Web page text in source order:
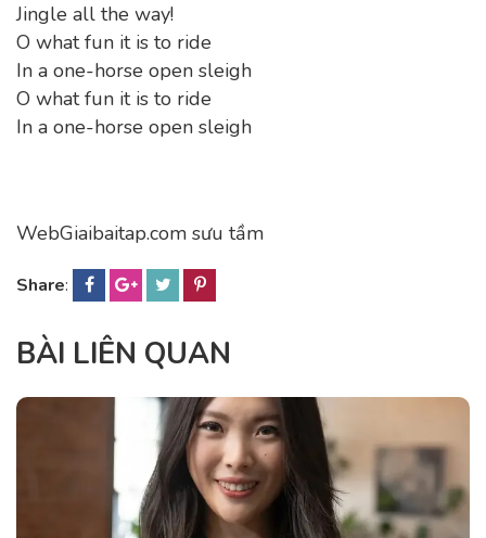
Jingle all the way!
O what fun it is to ride
In a one-horse open sleigh
O what fun it is to ride
In a one-horse open sleigh
WebGiaibaitap.com sưu tầm
Share:
BÀI LIÊN QUAN